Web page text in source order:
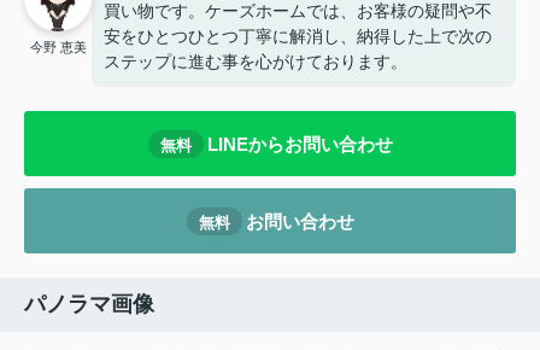
今野 恵美
買い物です。ケーズホームでは、お客様の疑問や不
安をひとつひとつ丁寧に解消し、納得した上で次の
ステップに進む事を心がけております。
無料 LINEからお問い合わせ
無料 お問い合わせ
パノラマ画像